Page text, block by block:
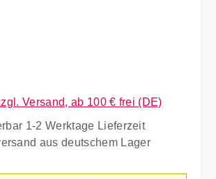
Versand, ab 100 € frei (DE)
1-2 Werktage Lieferzeit
aus deutschem Lager